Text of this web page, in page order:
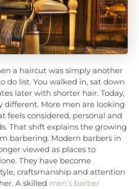
a haircut was simply another
do list. You walked in, sat down
later with shorter hair. Today,
different. More men are looking
feels considered, personal and
That shift explains the growing
barbering. Modern barbers in
viewed as places to
They have become
craftsmanship and attention
A skilled men’s barber